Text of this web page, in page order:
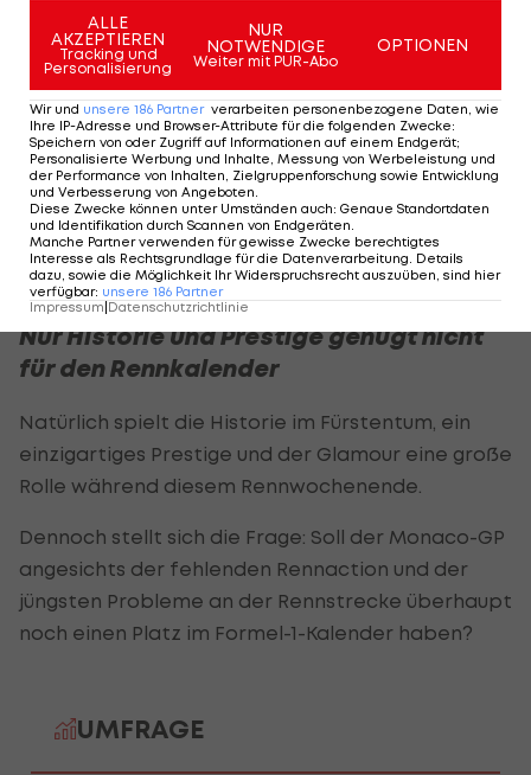
Schließlich verhängte die FIA gegen nicht weniger
als fünf Piloten aus diesem Grund eine Strafe.
Pierre Gasly hätte beinahe für die große
Überraschung und einem Podium gesorgt. Doch
der Franzose verlor damit P3 und fiel noch auf
den siebenten Platz zurück. WM-Anwärter
Russellfiel aufgrund der Strafzeit dnoch weiter
zurück.
Nur Historie und Prestige genügt nicht
für den Rennkalender
Natürlich spielt die Historie im Fürstentum, ein
einzigartiges Prestige und der Glamour eine große
Rolle während diesem Rennwochenende.
Dennoch stellt sich die Frage: Soll der Monaco-GP
angesichts der fehlenden Rennaction und der
jüngsten Probleme an der Rennstrecke überhaupt
noch einen Platz im Formel-1-Kalender haben?
ALLE
AKZEPTIEREN
Tracking und
Personalisierung
NUR
NOTWENDIGE
Weiter mit PUR-Abo
OPTIONEN
Wir und unsere 186 Partner verarbeiten personenbezogene Daten, wie
Ihre IP-Adresse und Browser-Attribute für die folgenden Zwecke:
Speichern von oder Zugriff auf Informationen auf einem Endgerät;
Personalisierte Werbung und Inhalte, Messung von Werbeleistung und
der Performance von Inhalten, Zielgruppenforschung sowie Entwicklung
und Verbesserung von Angeboten
Diese Zwecke können unter Umständen auch: Genaue Standortdaten
und Identifikation durch Scannen von Endgeräten
Manche Partner verwenden für gewisse Zwecke berechtigtes
Interesse als Rechtsgrundlage für die Datenverarbeitung. Details
dazu, sowie die Möglichkeit Ihr Widerspruchsrecht auszuüben, sind hier
verfügbar: unsere 186 Partner
Impressum|Datenschutzrichtlinie